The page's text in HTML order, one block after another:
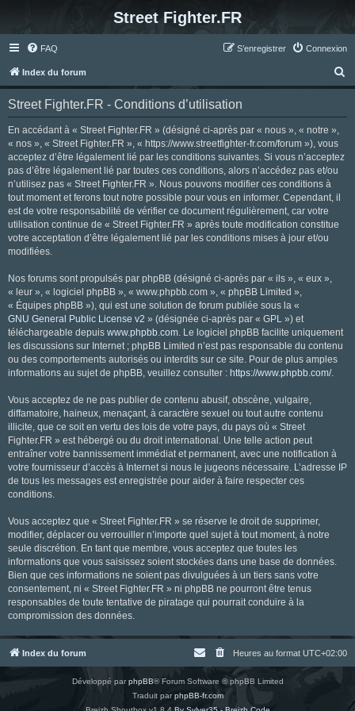
Street Fighter.FR
FAQ Connexion
S’enregistrer
Index du forum
e
Street Fighter.FR - Conditions d’utilisation
En accédant à « Street Fighter.FR » (désigné ci-après par « nous », « notre »,
« nos », « Street Fighter.FR », « https://www.streetfighter-fr.com/forum »), vous
acceptez d’être légalement lié par les conditions suivantes. Si vous n’acceptez
pas d’être légalement lié par toutes ces conditions, alors n’accédez pas et/ou
n’utilisez pas « Street Fighter.FR ». Nous pouvons modifier ces conditions à
tout moment et ferons tout notre possible pour vous en informer. Cependant, il
est de votre responsabilité de vérifier ce document régulièrement, car votre
utilisation continue de « Street Fighter.FR » après toute modification constitue
votre acceptation d’être légalement lié par les conditions mises à jour et/ou
modifiées.
Nos forums sont propulsés par phpBB (désigné ci-après par « ils », « eux »,
« leur », « logiciel phpBB », « www.phpbb.com », « phpBB Limited »,
« Équipes phpBB »), qui est une solution de forum publiée sous la «
GNU General Public License v2 » (désignée ci-après par « GPL ») et
téléchargeable depuis www.phpbb.com. Le logiciel phpBB facilite uniquement
les discussions sur Internet ; phpBB Limited n’est pas responsable du contenu
ou des comportements autorisés ou interdits sur ce site. Pour de plus amples
informations au sujet de phpBB, veuillez consulter : https://www.phpbb.com/.
Vous acceptez de ne pas publier de contenu abusif, obscène, vulgaire,
diffamatoire, haineux, menaçant, à caractère sexuel ou tout autre contenu
illicite, que ce soit en vertu des lois de votre pays, du pays où « Street
Fighter.FR » est hébergé ou du droit international. Une telle action peut
entraîner votre bannissement immédiat et permanent, avec une notification à
votre fournisseur d’accès à Internet si nous le jugeons nécessaire. L’adresse IP
de tous les messages est enregistrée pour aider à faire respecter ces
conditions.
Vous acceptez que « Street Fighter.FR » se réserve le droit de supprimer,
modifier, déplacer ou verrouiller n’importe quel sujet à tout moment, à notre
seule discrétion. En tant que membre, vous acceptez que toutes les
informations que vous saisissez soient stockées dans une base de données.
Bien que ces informations ne soient pas divulguées à un tiers sans votre
consentement, ni « Street Fighter.FR » ni phpBB ne pourront être tenus
responsables de toute tentative de piratage qui pourrait conduire à la
compromission des données.
Index du forum Heures au format UTC+02:00
Développé parphpBB® Forum Software © phpBB Limited
Traduit parphpBB-fr.com